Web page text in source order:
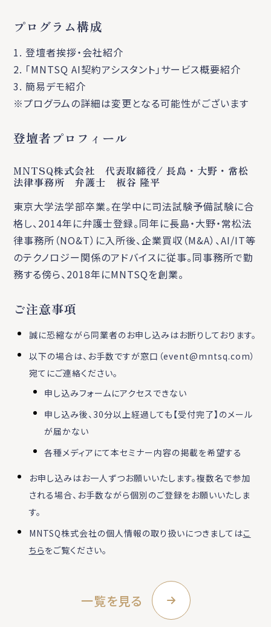
プログラム構成
1. 登壇者挨拶・会社紹介
2. 「MNTSQ AI契約アシスタント」サービス概要紹介
3. 簡易デモ紹介
※プログラムの詳細は変更となる可能性がございます
登壇者プロフィール
MNTSQ株式会社 代表取締役/ 長島・大野・常松
法律事務所 弁護士 板谷 隆平
東京大学法学部卒業。在学中に司法試験予備試験に合
格し、2014年に弁護士登録。同年に長島・大野・常松法
律事務所（NO&T）に入所後、企業買収（M&A）、AI/IT等
のテクノロジー関係のアドバイスに従事。同事務所で勤
務する傍ら、2018年にMNTSQを創業。
ご注意事項
誠に恐縮ながら同業者のお申し込みはお断りしております。
以下の場合は、お手数ですが窓口（event@mntsq.com）
宛てにご連絡ください。
申し込みフォームにアクセスできない
申し込み後、30分以上経過しても【受付完了】のメール
が届かない
各種メディアにて本セミナー内容の掲載を希望する
お申し込みはお一人ずつお願いいたします。複数名で参加
される場合、お手数ながら個別のご登録をお願いいたしま
す。
MNTSQ株式会社の個人情報の取り扱いにつきましてはこ
ちらをご覧ください。
一覧を見る